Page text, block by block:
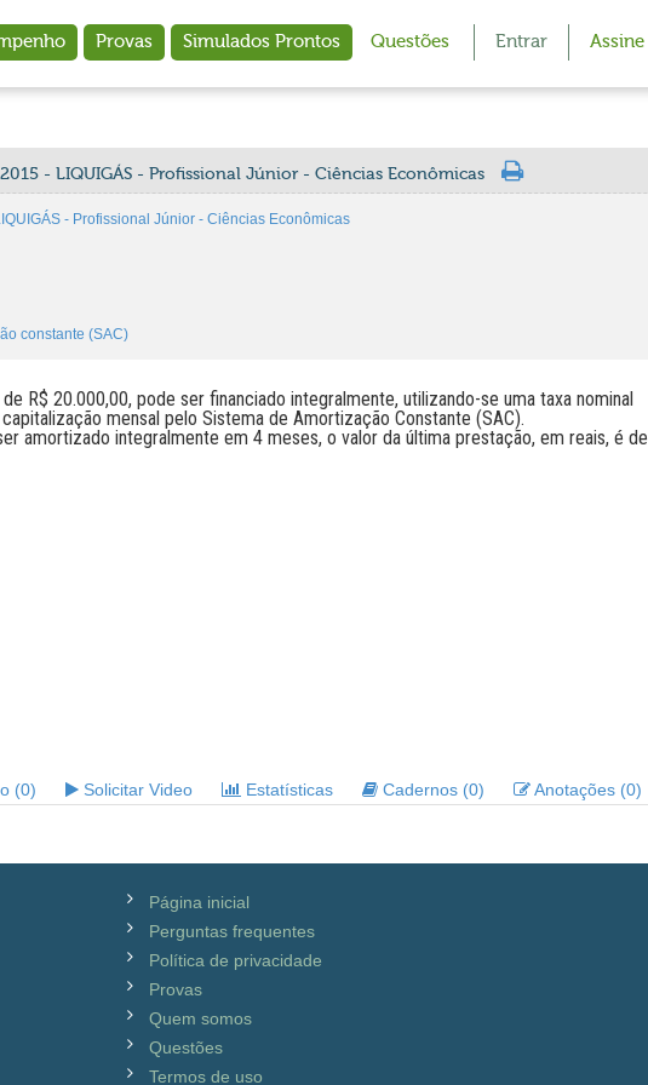
Provas Simulados Prontos Questões Entrar Assine
2015 - LIQUIGÁS - Profissional Júnior - Ciências Econômicas
- Profissional Júnior - Ciências Econômicas
constante (SAC)
R$ 20.000,00, pode ser financiado integralmente, utilizando-se uma taxa nominal
mensal pelo Sistema de Amortização Constante (SAC).
amortizado integralmente em 4 meses, o valor da última prestação, em reais, é de
(0) Solicitar Video Estatísticas Cadernos (0) Anotações (0)
Página inicial
Perguntas frequentes
Política de privacidade
Provas
Quem somos
Questões
Termos de uso